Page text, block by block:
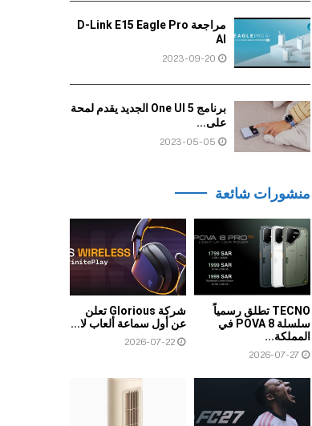
مراجعة D-Link E15 Eagle Pro
AI
2023-09-20
برنامج One UI 5 الجديد يقدم لمحة
على...
2023-05-05
منشورات شائعة
TECNO تطلق رسمياً
سلسلة POVA 8 في
المملكة...
2026-07-27
شركة Glorious تعلن
عن أول سماعة ألعاب لا...
2026-07-22